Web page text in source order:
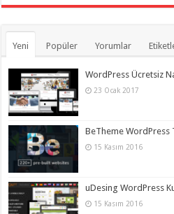
Yeni Popüler Yorumlar
WordPress Ücretsiz
23 Ocak 2017
BeTheme WordPress
15 Kasım 2016
uDesing WordPress
15 Kasım 2016